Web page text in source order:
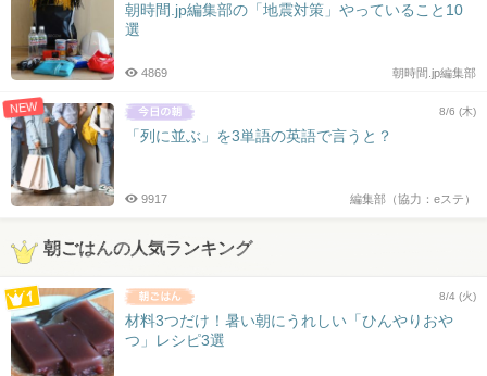
朝時間.jp編集部の「地震対策」やっていること10
選
朝時間.jp編集部
4869
NEW 8/6 (木)
「列に並ぶ」を3単語の英語で言うと？
編集部（協力：eステ）
9917
朝ごはんの人気ランキング
8/4 (火)
材料3つだけ！暑い朝にうれしい「ひんやりおや
つ」レシピ3選